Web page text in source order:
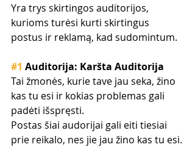
Yra trys skirtingos auditorijos,
kurioms turėsi kurti skirtingus
postus ir reklamą, kad sudomintum.
#1 Auditorija: Karšta Auditorija
Tai žmonės, kurie tave jau seka, žino
kas tu esi ir kokias problemas gali
padėti išspręsti.
Postas šiai audorijai gali eiti tiesiai
prie reikalo, nes jie jau žino kas tu esi.